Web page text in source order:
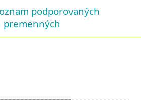
podporovaných
premenných